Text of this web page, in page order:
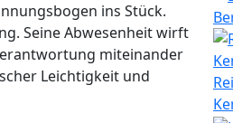
ins Stück.
Seine Abwesenheit wirft
miteinander
Leichtigkeit und